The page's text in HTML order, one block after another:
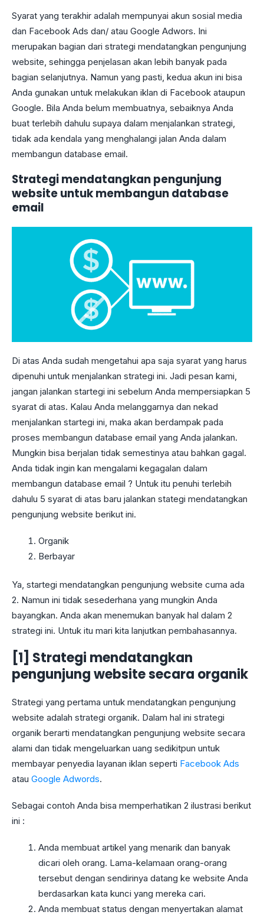
Syarat yang terakhir adalah mempunyai akun sosial media
dan Facebook Ads dan/ atau Google Adwors. Ini
merupakan bagian dari strategi mendatangkan pengunjung
website, sehingga penjelasan akan lebih banyak pada
bagian selanjutnya. Namun yang pasti, kedua akun ini bisa
Anda gunakan untuk melakukan iklan di Facebook ataupun
Google. Bila Anda belum membuatnya, sebaiknya Anda
buat terlebih dahulu supaya dalam menjalankan strategi,
tidak ada kendala yang menghalangi jalan Anda dalam
membangun database email.
Strategi mendatangkan pengunjung
website untuk membangun database
email
Di atas Anda sudah mengetahui apa saja syarat yang harus
dipenuhi untuk menjalankan strategi ini. Jadi pesan kami,
jangan jalankan startegi ini sebelum Anda mempersiapkan 5
syarat di atas. Kalau Anda melanggarnya dan nekad
menjalankan startegi ini, maka akan berdampak pada
proses membangun database email yang Anda jalankan.
Mungkin bisa berjalan tidak semestinya atau bahkan gagal.
Anda tidak ingin kan mengalami kegagalan dalam
membangun database email ? Untuk itu penuhi terlebih
dahulu 5 syarat di atas baru jalankan stategi mendatangkan
pengunjung website berikut ini.
Organik
Berbayar
Ya, startegi mendatangkan pengunjung website cuma ada
2. Namun ini tidak sesederhana yang mungkin Anda
bayangkan. Anda akan menemukan banyak hal dalam 2
strategi ini. Untuk itu mari kita lanjutkan pembahasannya.
[1] Strategi mendatangkan
pengunjung website secara organik
Strategi yang pertama untuk mendatangkan pengunjung
website adalah strategi organik. Dalam hal ini strategi
organik berarti mendatangkan pengunjung website secara
alami dan tidak mengeluarkan uang sedikitpun untuk
membayar penyedia layanan iklan seperti Facebook Ads
atau Google Adwords.
Sebagai contoh Anda bisa memperhatikan 2 ilustrasi berikut
ini :
Anda membuat artikel yang menarik dan banyak
dicari oleh orang. Lama-kelamaan orang-orang
tersebut dengan sendirinya datang ke website Anda
berdasarkan kata kunci yang mereka cari.
Anda membuat status dengan menyertakan alamat